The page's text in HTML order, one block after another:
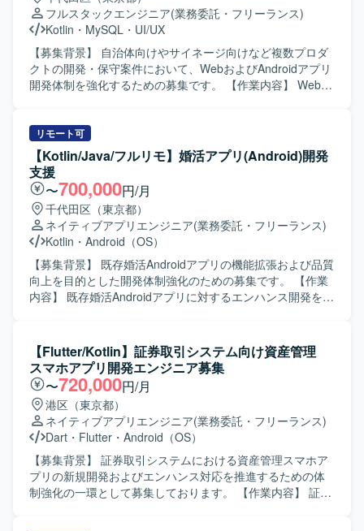
フルスタックエンジニア(業務委託・フリーランス)
Kotlin ・ MySQL ・ UI/UX
【募集背景】 自治体向けやサイネージ向けなど複数プロダ
クトの開発・保守案件において、WebおよびAndroidアプリ
開発体制を強化するための募集です。 【作業内容】 Webア
いただきます。 具体的には、自治体向け健康管理アプリの
Web／Androidアプリ開発、サイネージ受付システムの
Androidアプリ開発、PHP／Node.jsを用いたバックエン
ド・Webシステム開発、KotlinによるAndroidネイティブア
プリ開発、REST API連携やDB設計、管理画面開発、UI/UX
改善、機能追加・改修対応、iOS／Web／サーバーサイドと
の仕様調整・連携開発、Firebaseやクラウドサービスを利
用したアプリ連携、保守運用や障害調査、パフォーマンス
改善対応などを行っていただきます。 【求める人物像】 フ
ロントエンドからバックエンドまで幅広い領域に対して主
体的にキャッチアップしながら取り組める方を求めていま
しいです。 【ポジションの魅力】 WebとAndroidネイティ
ブ双方の開発に携わることで、フルスタック寄りのスキル
を身につけることができます。自治体やヘルスケア領域な
ど社会貢献性の高いプロダクトに関わりながら、設計から
運用まで一連の開発プロセスを経験できる環境です。 【開
発環境】 Kotlinを中心としたAndroidネイティブアプリ開発
に加え、PHP／Node.jsによるバックエンド開発、MySQL／
PostgreSQLなどのRDBを用いたシステム構成です。Gitを用
いたチーム開発を行い、Firebaseや各種クラウドサービス
と連携したアプリケーション開発を実施しています。
リモート可
【Kotlin/Java/フルリモ】婚活アプリ(Android)開発
支援
〜700,000円/月
千代田区（東京都）
ネイティブアプリエンジニア(業務委託・フリーランス)
Kotlin ・ Android（OS）
【募集背景】 既存婚活Androidアプリの機能拡張および品質
向上を目的とした開発体制強化のための募集です。 【作業
内容】 既存婚活Androidアプリに対するエンハンス開発を行
担当していただきます。また、チームメンバーや他チーム
と連携しながら、仕様調整やレビュー対応も行っていただ
きます。 【求める人物像】 チーム開発を前提に円滑なコミ
ュニケーションが取れ、自ら課題を発見し改善提案ができ
る方を求めています。既存の設計やテスト方針を尊重しつ
つ、より良いアーキテクチャや開発プロセスを意識して取
り組める方が望ましいです。 【ポジションの魅力】 コンシ
ューマ向け婚活アプリの開発に携わることで、多くのユー
ザーに影響力のあるサービス開発経験を積むことができま
す。既存プロダクトのエンハンス開発を通じて、アーキテ
【Flutter/Kotlin】証券取引システム向け資産管理
スマホアプリ開発エンジニア募集
〜720,000円/月
港区（東京都）
ネイティブアプリエンジニア(業務委託・フリーランス)
Dart ・ Flutter ・ Android（OS）
【募集背景】 証券取引システムにおける資産管理スマホア
プリの新規開発およびエンハンス対応を推進するための体
制強化の一環として募集しております。 【作業内容】 証券